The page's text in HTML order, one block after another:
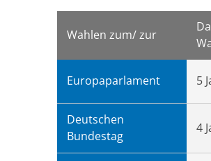
Wahlen zum/ zur
Europaparlament 5
Deutschen
Bundestag
4